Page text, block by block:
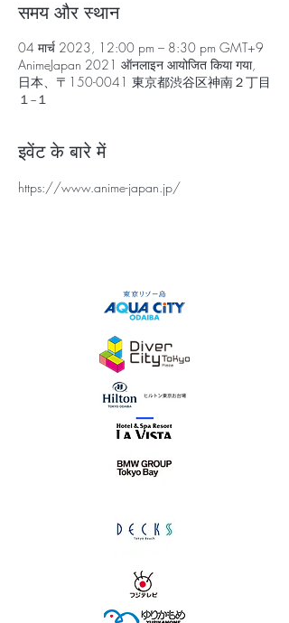
समय और स्थान
04 मार्च 2023, 12:00 pm – 8:30 pm GMT+9
AnimeJapan 2021 ऑनलाइन आयोजित किया गया,
日本、〒150-0041 東京都渋谷区神南２丁目
１−１
इवेंट के बारे में
https://www.anime-japan.jp/